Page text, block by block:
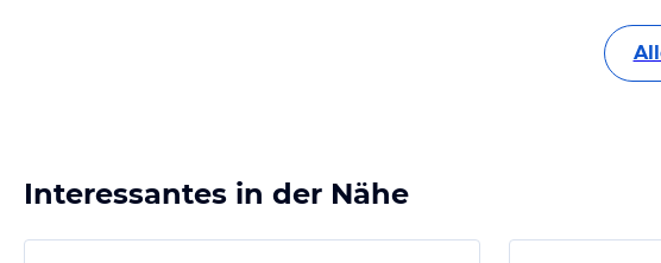
Interessantes in der Nähe